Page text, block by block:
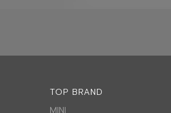
TOP BRAND
MINI